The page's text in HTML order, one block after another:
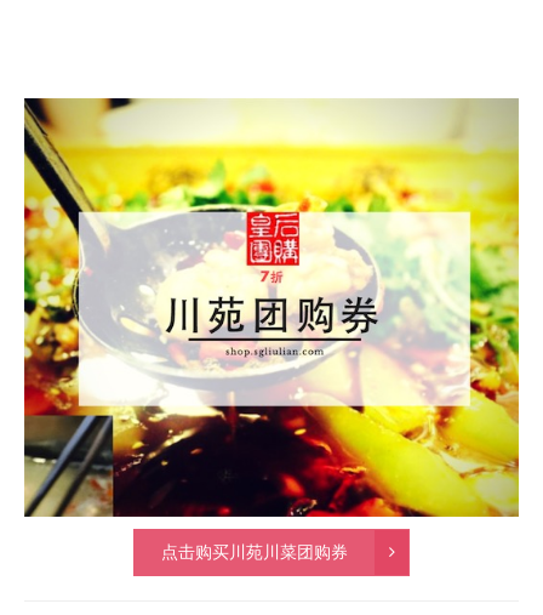
点击购买川苑川菜团购券